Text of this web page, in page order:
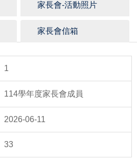
家長會-活動照片
家長會信箱
1
114學年度家長會成員
2026-06-11
33